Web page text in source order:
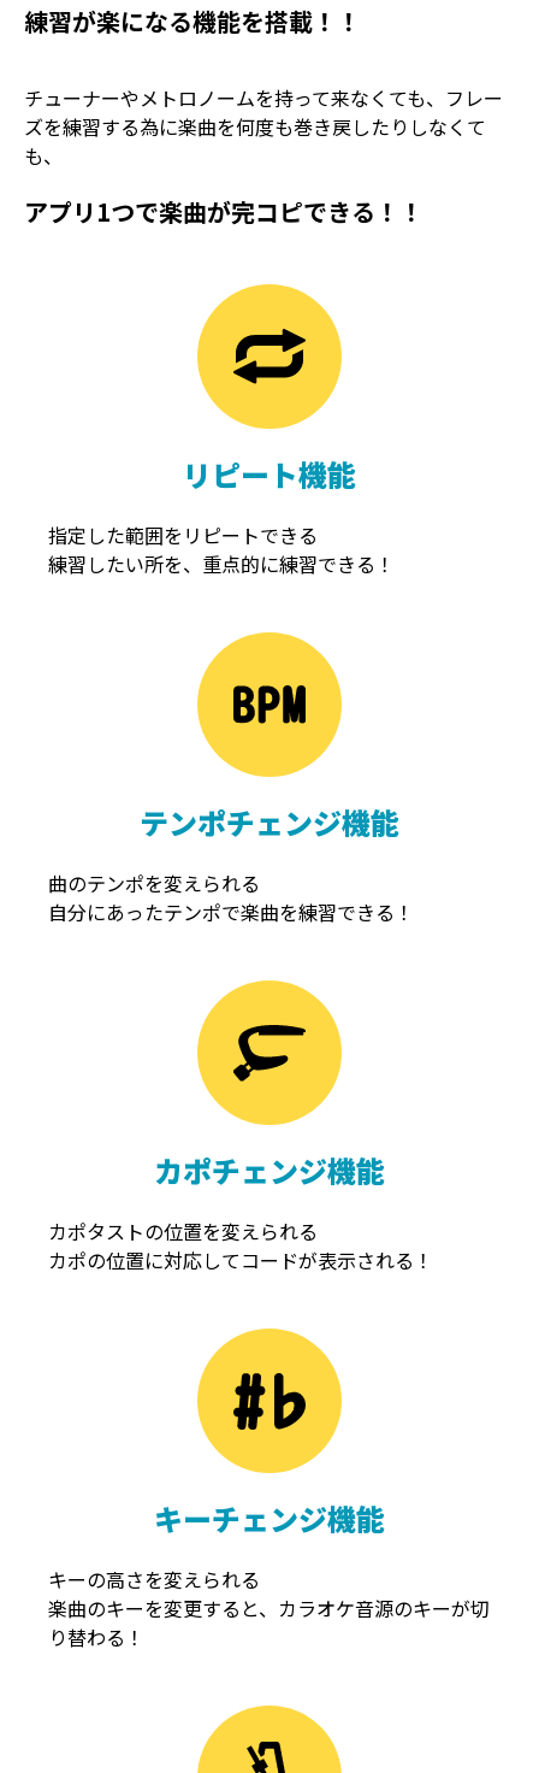
練習が楽になる機能を搭載！！
チューナーやメトロノームを持って来なくても、フレー
ズを練習する為に楽曲を何度も巻き戻したりしなくて
も、
アプリ1つで楽曲が完コピできる！！
リピート機能
指定した範囲をリピートできる
練習したい所を、重点的に練習できる！
テンポチェンジ機能
曲のテンポを変えられる
自分にあったテンポで楽曲を練習できる！
カポチェンジ機能
カポタストの位置を変えられる
カポの位置に対応してコードが表示される！
キーチェンジ機能
キーの高さを変えられる
楽曲のキーを変更すると、カラオケ音源のキーが切
り替わる！